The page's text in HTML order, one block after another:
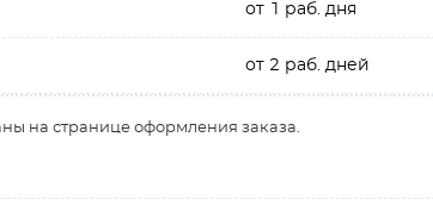
от 1 раб. дня
от 2 раб. дней
на странице оформления заказа.